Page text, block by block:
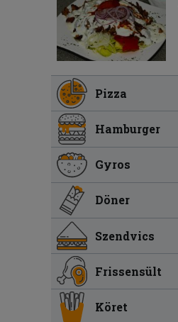
Pizza
Hamburger
Gyros
Döner
Szendvics
Frissensült
Köret